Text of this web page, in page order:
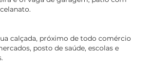
calçada, próximo de todo comércio
posto de saúde, escolas e